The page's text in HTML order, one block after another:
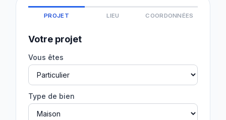
PROJET LIEU COORDONNÉES
Votre projet
Vous êtes
Type de bien